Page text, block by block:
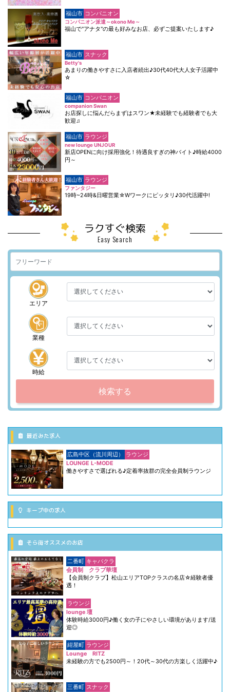
福山市 コンパニオン
コンパニオン派遣～okono Me～
福山で"アナタ"の最も好みなお店、必ずご提案いたします♪
福山市 スナック
Betty's
あまりの働きやすさに入店者続出♪30代40代大人女子活躍中
☆
福山市 コンパニオン
companion Swan
お店探しに悩んだらまずはスワン★未経験でも経験者でも大
歓迎♫
福山市 ラウンジ
new lounge UNJOUR
新店OPENに向け採用強化！待遇良すぎの神バイト♪時給4000
円～
福山市 ラウンジ
ファンタジー
19時~24時&日曜営業☆Wワークにピッタリ♪30代活躍中!
ラクすぐ検索
Easy Search
エリア
業種
時給
検索する
最近みた求人
広島中区（流川周辺）
ラウンジ
LOUNGE L-MODE
働きやすさで選ばれる♪定着率抜群の完全会員制ラウンジ
キープ中の求人
そら街オススメのお店
二番町 キャバクラ
会員制 クラブ華壇
【会員制クラブ】松山エリアTOPクラスの名店☆経験者優
遇！
ラウンジ
lounge 壇
体験時給3000円♪働く女の子にやさしい環境があります/送
迎◎
紺屋町 ラウンジ
Lounge RITZ
未経験の方でも2500円～！20代～30代の方楽しく活躍中♪
三番町 スナック